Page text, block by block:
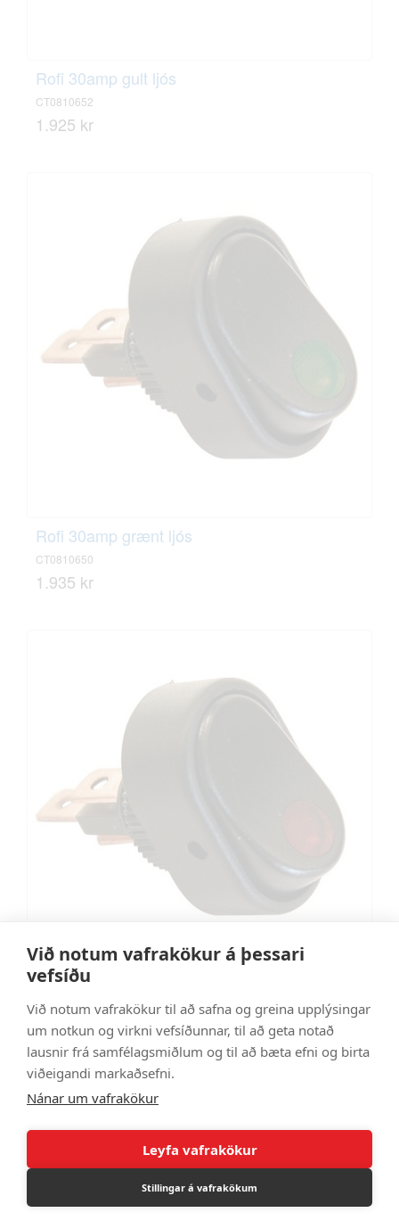
Við notum vafrakökur á þessari
vefsíðu
Við notum vafrakökur til að safna og greina upplýsingar
um notkun og virkni vefsíðunnar, til að geta notað
lausnir frá samfélagsmiðlum og til að bæta efni og birta
viðeigandi markaðsefni.
Nánar um vafrakökur
Leyfa vafrakökur
Stillingar á vafrakökum
Rofi 30amp gult ljós
CT0810652
1.925 kr
Rofi 30amp grænt ljós
CT0810650
1.935 kr
CT0810651
1.825 kr